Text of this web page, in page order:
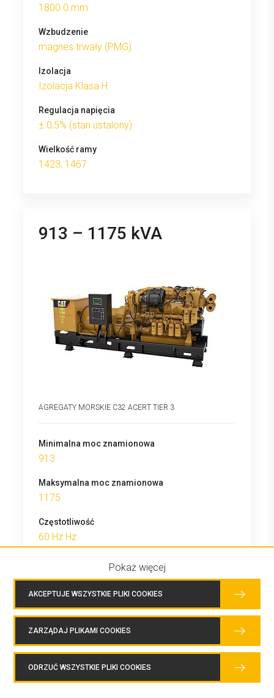
1800.0 mm
Wzbudzenie
magnes trwały (PMG)
Izolacja
Izolacja Klasa H
Regulacja napięcia
± 0,5% (stan ustalony)
Wielkość ramy
1423, 1467
913 – 1175 kVA
AGREGATY MORSKIE C32 ACERT TIER 3
Minimalna moc znamionowa
913
Maksymalna moc znamionowa
1175
Częstotliwość
60 Hz Hz
1800 obr./min
Układ dolotowy Turbosprężarka i chłodnica
końcowa
Średnica cylindra
145.0
Pokaż więcej
AKCEPTUJE WSZYSTKIE PLIKI COOKIES
ZARZĄDAJ PLIKAMI COOKIES
ODRZUĆ WSZYSTKIE PLIKI COOKIES